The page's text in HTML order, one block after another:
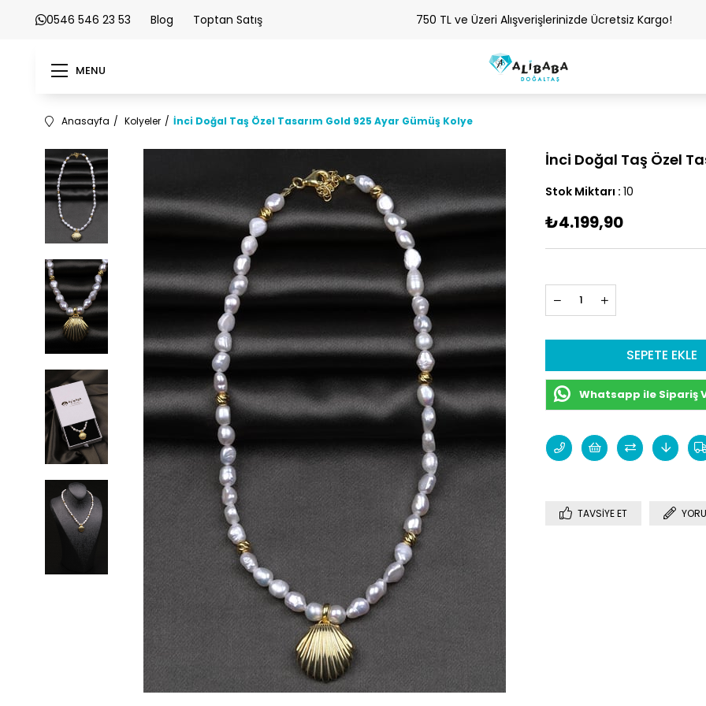
0546 546 23 53 Blog Toptan Satış 750 TL ve Üzeri Alışverişlerinizde Ücretsiz Kargo!
MENU
Anasayfa Kolyeler İnci Doğal Taş Özel Tasarım Gold 925 Ayar Gümüş Kolye
İnci Doğal Taş Özel
Stok Miktarı : 10
₺4.199,90
Whatsapp ile Sipariş
TAVSIYE ET